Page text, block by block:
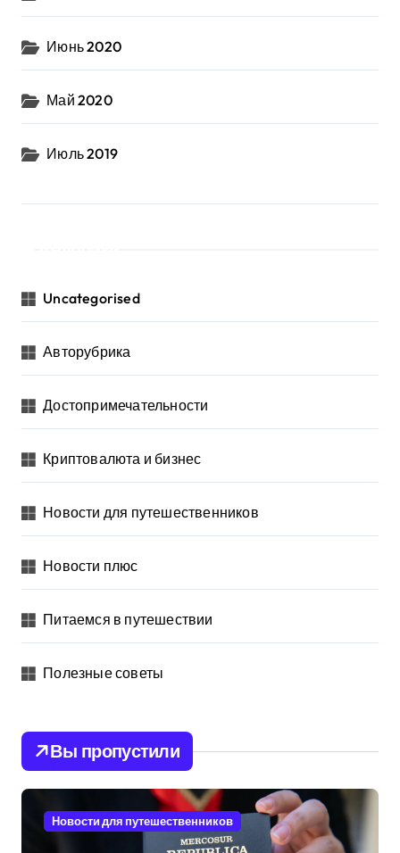
Июнь 2020
Май 2020
Июль 2019
Uncategorised
Авторубрика
Достопримечательности
Криптовалюта и бизнес
Новости для путешественников
Новости плюс
Питаемся в путешествии
Полезные советы
Вы пропустили
Новости для путешественников